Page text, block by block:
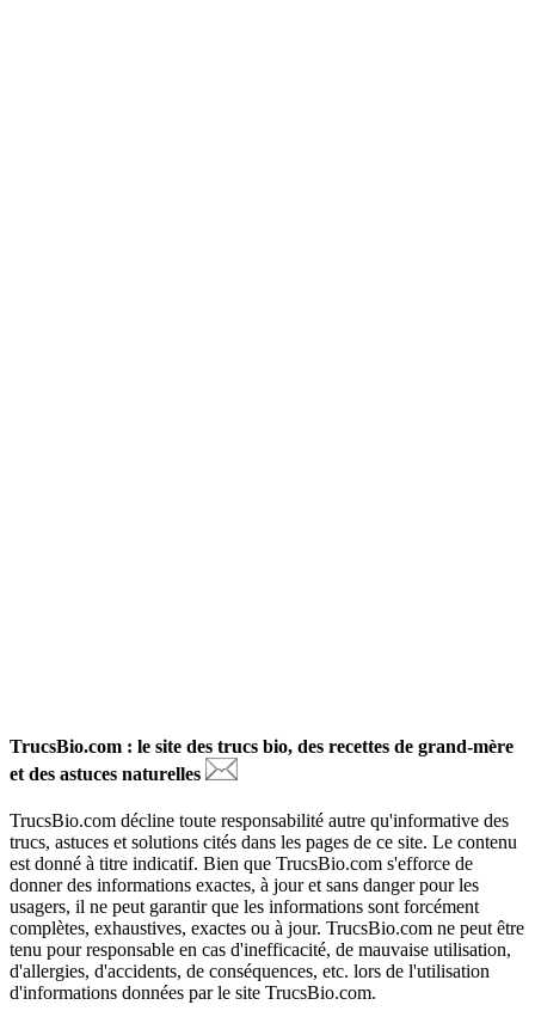
TrucsBio.com : le site des trucs bio, des recettes de grand-mère
et des astuces naturelles
TrucsBio.com décline toute responsabilité autre qu'informative des
trucs, astuces et solutions cités dans les pages de ce site. Le contenu
est donné à titre indicatif. Bien que TrucsBio.com s'efforce de
donner des informations exactes, à jour et sans danger pour les
usagers, il ne peut garantir que les informations sont forcément
complètes, exhaustives, exactes ou à jour. TrucsBio.com ne peut être
tenu pour responsable en cas d'inefficacité, de mauvaise utilisation,
d'allergies, d'accidents, de conséquences, etc. lors de l'utilisation
d'informations données par le site TrucsBio.com.